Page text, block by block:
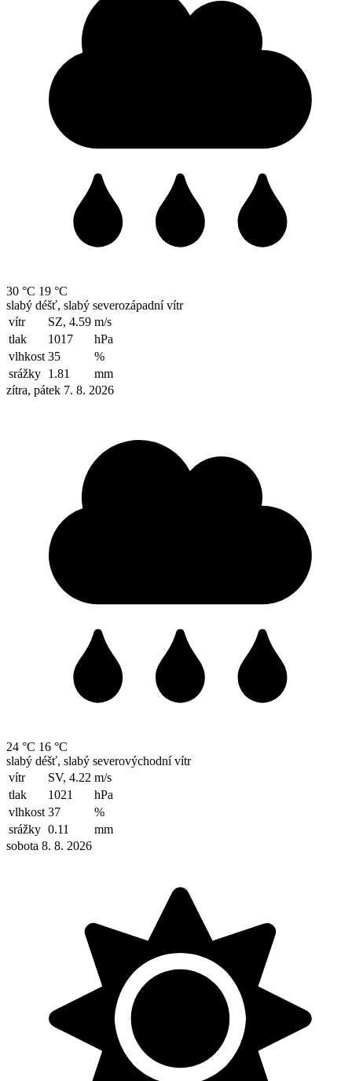
30 °C 19 °C
slabý déšť, slabý severozápadní vítr
vítr
SZ, 4.59 m/s
tlak
1017
hPa
vlhkost 35
%
srážky 1.81
mm
zítra, pátek 7. 8. 2026
24 °C 16 °C
slabý déšť, slabý severovýchodní vítr
vítr
SV, 4.22 m/s
tlak
1021
hPa
vlhkost 37
%
srážky 0.11
mm
sobota 8. 8. 2026